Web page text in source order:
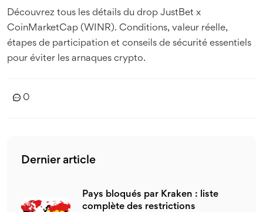
Découvrez tous les détails du drop JustBet x
CoinMarketCap (WINR). Conditions, valeur réelle,
étapes de participation et conseils de sécurité essentiels
pour éviter les arnaques crypto.
0
Dernier article
Pays bloqués par Kraken : liste
complète des restrictions